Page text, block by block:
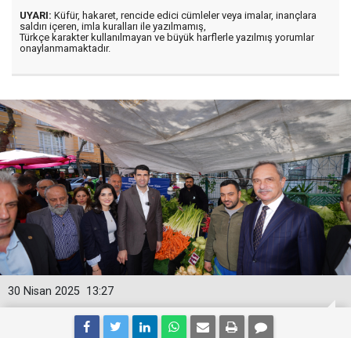
UYARI: Küfür, hakaret, rencide edici cümleler veya imalar, inançlara
saldırı içeren, imla kuralları ile yazılmamış,
Türkçe karakter kullanılmayan ve büyük harflerle yazılmış yorumlar
onaylanmamaktadır.
13:27
30 Nisan 2025